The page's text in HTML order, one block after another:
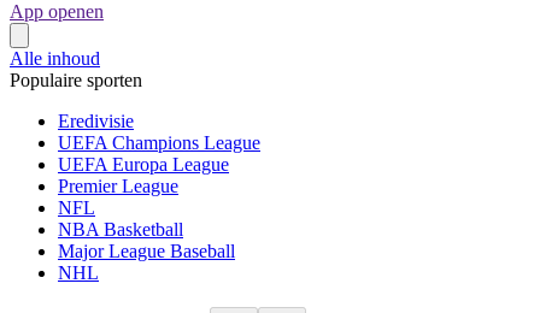
App openen
Alle inhoud
Populaire sporten
Eredivisie
UEFA Champions League
UEFA Europa League
Premier League
NFL
NBA Basketball
Major League Baseball
NHL